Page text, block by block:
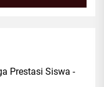
Prestasi Siswa -